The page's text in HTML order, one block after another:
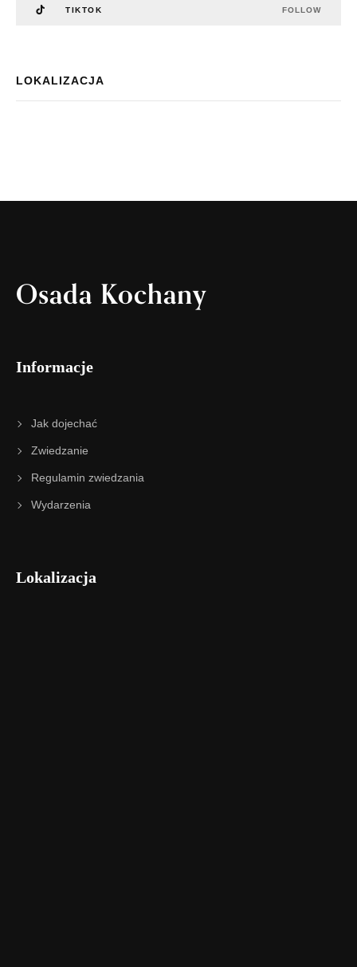
TIKTOK FOLLOW
LOKALIZACJA
Osada Kochany
Informacje
Jak dojechać
Zwiedzanie
Regulamin zwiedzania
Wydarzenia
Lokalizacja